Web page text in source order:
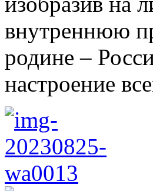
внутреннюю
родине –
настроение